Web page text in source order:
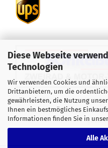
Diese Webseite
Technologien
Wir verwenden Cookies und
Drittanbietern, um die
gewährleisten, die Nutzung
Ihnen ein bestmögliches
Informationen finden Sie in
Alle
Alle Preise verstehen
Mehrwertsteuer, zzgl.